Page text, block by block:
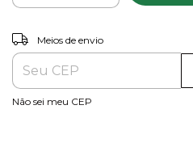
Entregas para o CEP:
Meios de envio
Não sei meu CEP